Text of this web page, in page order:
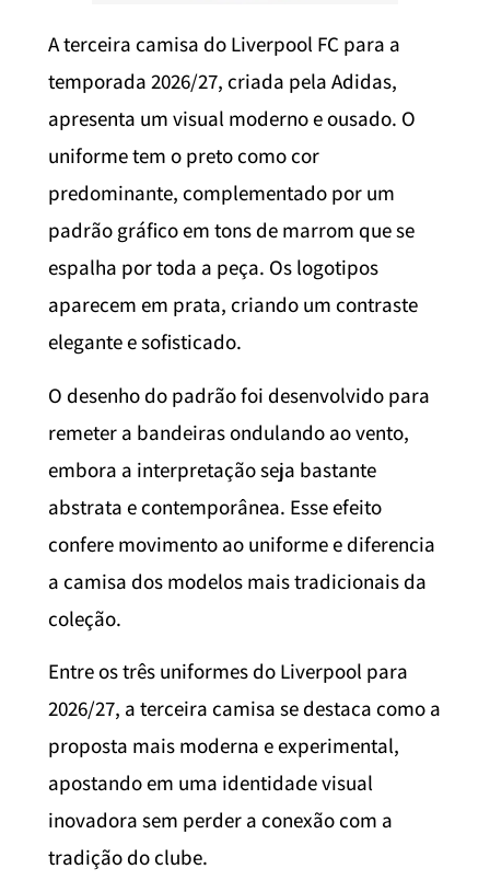
A terceira camisa do Liverpool FC para a
temporada 2026/27, criada pela Adidas,
apresenta um visual moderno e ousado. O
uniforme tem o preto como cor
predominante, complementado por um
padrão gráfico em tons de marrom que se
espalha por toda a peça. Os logotipos
aparecem em prata, criando um contraste
elegante e sofisticado.
O desenho do padrão foi desenvolvido para
remeter a bandeiras ondulando ao vento,
embora a interpretação seja bastante
abstrata e contemporânea. Esse efeito
confere movimento ao uniforme e diferencia
a camisa dos modelos mais tradicionais da
coleção.
Entre os três uniformes do Liverpool para
2026/27, a terceira camisa se destaca como a
proposta mais moderna e experimental,
apostando em uma identidade visual
inovadora sem perder a conexão com a
tradição do clube.